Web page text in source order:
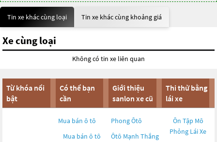
Tin xe khác cùng loại Tin xe khác cùng khoảng giá
Xe cùng loại
Không có tin xe liên quan
Từ khóa nổi
bật
Có thể bạn
cần
Mua bán ô tô
Mua bán ô tô
Giới thiệu
sanlon xe cũ
Phong Ôtô
Ôtô Mạnh Thắng
Thi thử bằng
lái xe
Ôn Tập Mô
Phỏng Lái Xe